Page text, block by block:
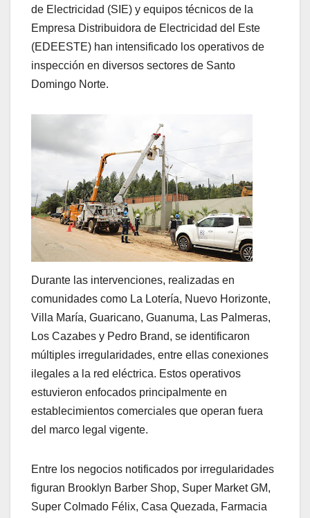
de Electricidad (SIE) y equipos técnicos de la
Empresa Distribuidora de Electricidad del Este
(EDEESTE) han intensificado los operativos de
inspección en diversos sectores de Santo
Domingo Norte.
Durante las intervenciones, realizadas en
comunidades como La Lotería, Nuevo Horizonte,
Villa María, Guaricano, Guanuma, Las Palmeras,
Los Cazabes y Pedro Brand, se identificaron
múltiples irregularidades, entre ellas conexiones
ilegales a la red eléctrica. Estos operativos
estuvieron enfocados principalmente en
establecimientos comerciales que operan fuera
del marco legal vigente.
Entre los negocios notificados por irregularidades
figuran Brooklyn Barber Shop, Super Market GM,
Super Colmado Félix, Casa Quezada, Farmacia